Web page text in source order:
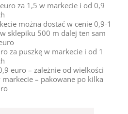
za 1,5 w markecie i od 0,9
można dostać w cenie 0,9-1
sklepiku 500 m dalej ten sam
za puszkę w markecie i od 1
euro – zależnie od wielkości
markecie – pakowane po kilka